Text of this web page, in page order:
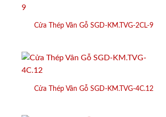
Cửa Thép Vân Gỗ SGD-KM.TVG-2CL-9
Cửa Thép Vân Gỗ SGD-KM.TVG-4C.12